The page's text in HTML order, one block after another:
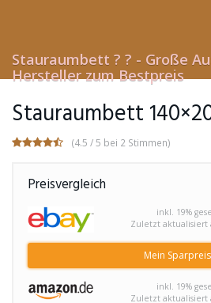
content
Stauraumbett ? ? - Große
Hersteller zum Bestpreis
Stauraumbett
(4.5 / 5 bei 2 Stimmen)
Preisvergleich
inkl. 19%
Zuletzt aktualisiert
Mein Sparpreis
inkl. 19%
Zuletzt aktualisiert